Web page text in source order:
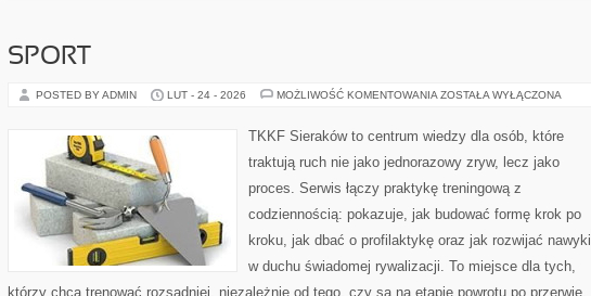
SPORT
POSTED BY ADMIN LUT - 24 - 2026 MOŻLIWOŚĆ KOMENTOWANIA SPORT
ZOSTAŁA WYŁĄCZONA
TKKF Sieraków to centrum wiedzy dla osób, które
traktują ruch nie jako jednorazowy zryw, lecz jako
proces. Serwis łączy praktykę treningową z
codziennością: pokazuje, jak budować formę krok po
kroku, jak dbać o profilaktykę oraz jak rozwijać nawyki
w duchu świadomej rywalizacji. To miejsce dla tych,
którzy chcą trenować rozsądniej, niezależnie od tego, czy są na etapie powrotu po przerwie.